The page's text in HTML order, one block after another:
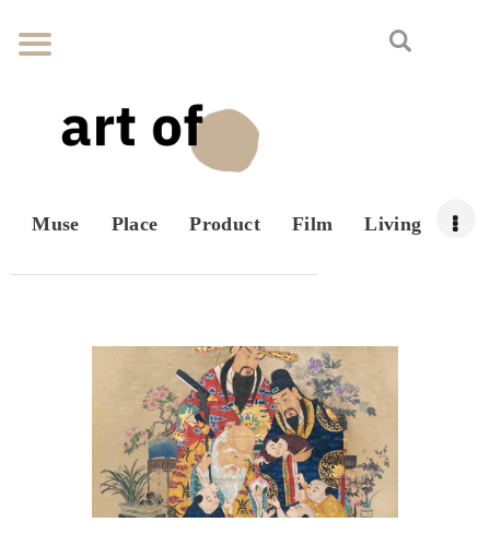
Muse Place Product Film Living